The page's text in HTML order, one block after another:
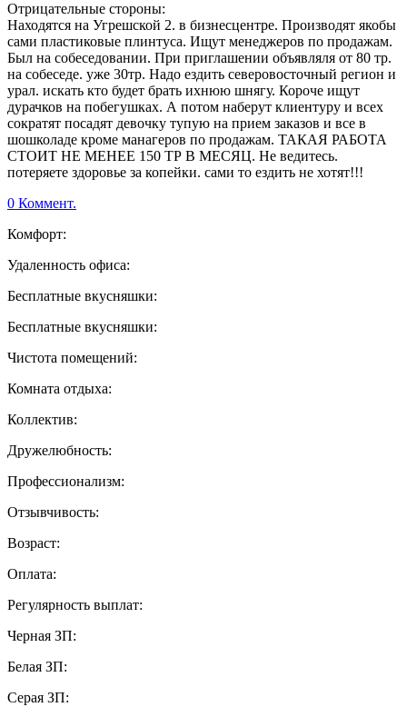
Отрицательные стороны:
Находятся на Угрешской 2. в бизнесцентре. Производят якобы
сами пластиковые плинтуса. Ищут менеджеров по продажам.
Был на собеседовании. При приглашении объявляля от 80 тр.
на собеседе. уже 30тр. Надо ездить северовосточный регион и
урал. искать кто будет брать ихнюю шнягу. Короче ищут
дурачков на побегушках. А потом наберут клиентуру и всех
сократят посадят девочку тупую на прием заказов и все в
шошколаде кроме манагеров по продажам. ТАКАЯ РАБОТА
СТОИТ НЕ МЕНЕЕ 150 ТР В МЕСЯЦ. Не ведитесь.
потеряете здоровье за копейки. сами то ездить не хотят!!!
0 Коммент.
Комфорт:
Удаленность офиса:
Бесплатные вкусняшки:
Бесплатные вкусняшки:
Чистота помещений:
Комната отдыха:
Коллектив:
Дружелюбность:
Профессионализм:
Отзывчивость:
Возраст:
Оплата:
Регулярность выплат:
Черная ЗП:
Белая ЗП:
Серая ЗП: